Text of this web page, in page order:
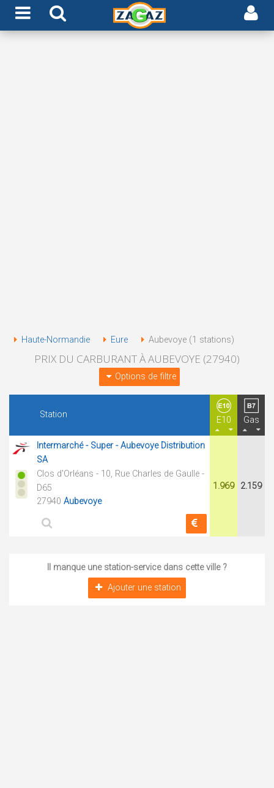
Haute-Normandie Eure Aubevoye (1 stations)
PRIX DU CARBURANT À AUBEVOYE (27940)
Options de filtre
Station
E10 Gas
Intermarché - Super - Aubevoye Distribution
SA
Clos d'Orléans - 10, Rue Charles de Gaulle -
D65
27940 Aubevoye
1.969 2.159
Il manque une station-service dans cette ville ?
Ajouter une station